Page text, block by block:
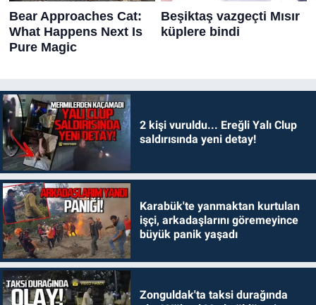
2 kişi vuruldu... Ereğli Yalı Clup
saldırısında yeni detay!
Karabük'te yanmaktan kurtulan
işçi, arkadaşlarını göremeyince
büyük panik yaşadı
Zonguldak'ta taksi durağında